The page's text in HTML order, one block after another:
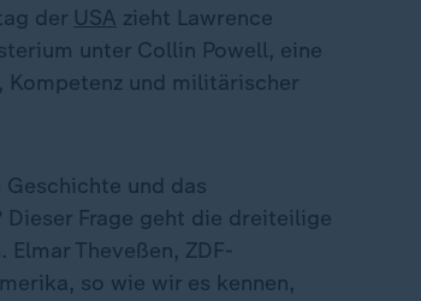
der USA zieht Lawrence
unter Collin Powell, eine
Kompetenz und militärischer
und das
Frage geht die dreiteilige
Elmar Theveßen, ZDF-
so wie wir es kennen,